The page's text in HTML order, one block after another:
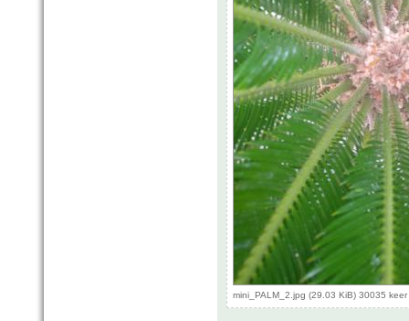
mini_PALM_2.jpg (29.03 KiB) 30035